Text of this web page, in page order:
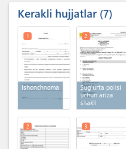
Kerakli hujjatlar 7
Ishonchnoma
1
Sug'urta polisi
uchun ariza
shakli
2
2 3